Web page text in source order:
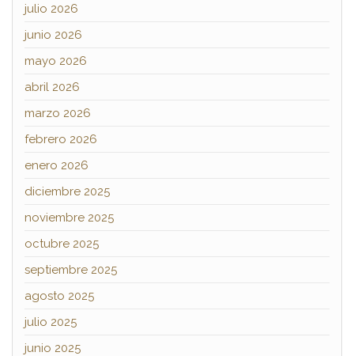
julio 2026
junio 2026
mayo 2026
abril 2026
marzo 2026
febrero 2026
enero 2026
diciembre 2025
noviembre 2025
octubre 2025
septiembre 2025
agosto 2025
julio 2025
junio 2025